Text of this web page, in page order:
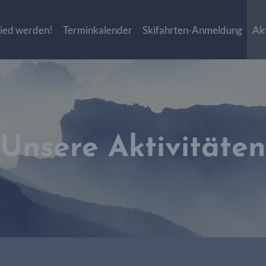
werden! Terminkalender Skifahrten-Anmeldung
Unsere Aktivitäten